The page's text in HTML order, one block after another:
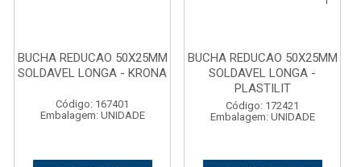
BUCHA REDUCAO 50X25MM
SOLDAVEL LONGA - KRONA
Código: 167401
Embalagem: UNIDADE
BUCHA REDUCAO 50X25MM
SOLDAVEL LONGA -
PLASTILIT
Código: 172421
Embalagem: UNIDADE